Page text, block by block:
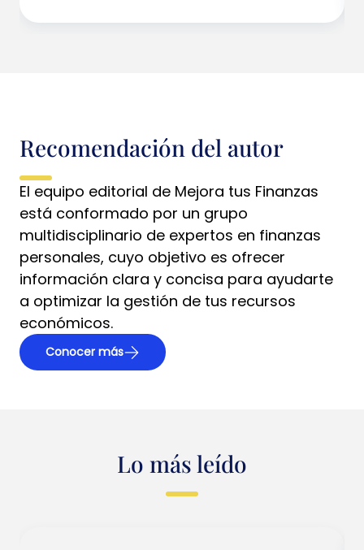
Recomendación del autor
El equipo editorial de Mejora tus Finanzas
está conformado por un grupo
multidisciplinario de expertos en finanzas
personales, cuyo objetivo es ofrecer
información clara y concisa para ayudarte
a optimizar la gestión de tus recursos
económicos.
Conocer más
Lo más leído